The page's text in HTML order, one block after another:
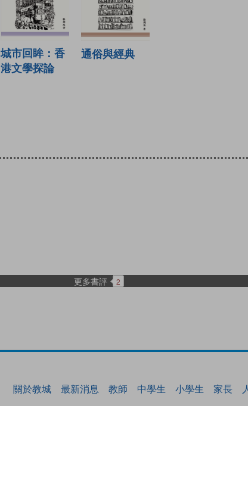
城市回眸：香
港文學探論
通俗與經典
更多書評 2
關於教城 最新消息 教師 中學生 小學生 家長